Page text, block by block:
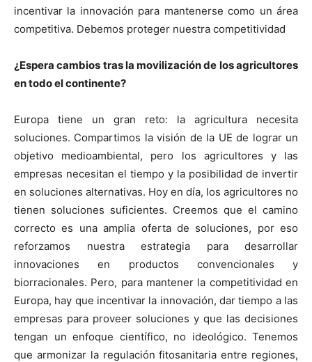
incentivar la innovación para mantenerse como un área
competitiva. Debemos proteger nuestra competitividad
¿Espera cambios tras la movilización de los agricultores
en todo el continente?
Europa tiene un gran reto: la agricultura necesita
soluciones. Compartimos la visión de la UE de lograr un
objetivo medioambiental, pero los agricultores y las
empresas necesitan el tiempo y la posibilidad de invertir
en soluciones alternativas. Hoy en día, los agricultores no
tienen soluciones suficientes. Creemos que el camino
correcto es una amplia oferta de soluciones, por eso
reforzamos nuestra estrategia para desarrollar
innovaciones en productos convencionales y
biorracionales. Pero, para mantener la competitividad en
Europa, hay que incentivar la innovación, dar tiempo a las
empresas para proveer soluciones y que las decisiones
tengan un enfoque científico, no ideológico. Tenemos
que armonizar la regulación fitosanitaria entre regiones,